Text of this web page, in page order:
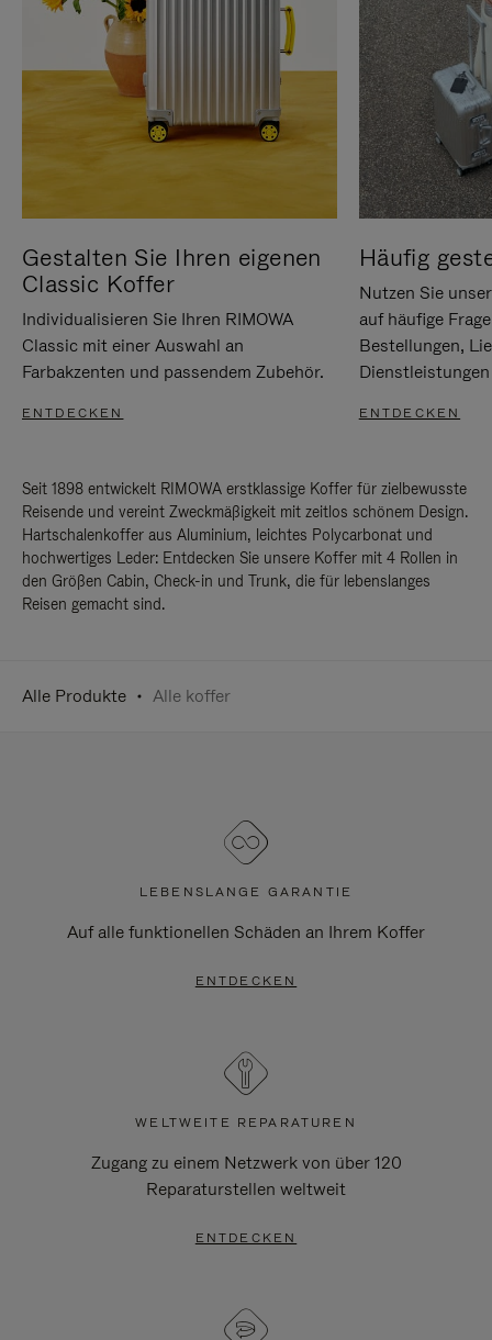
Gestalten Sie Ihren eigenen
Classic Koffer
Individualisieren Sie Ihren RIMOWA
Classic mit einer Auswahl an
Farbakzenten und passendem Zubehör.
ENTDECKEN
Häufig
Nutzen Sie
auf häufige
Bestellungen,
ENTDECKEN
Seit 1898 entwickelt RIMOWA erstklassige Koffer für zielbewusste
Reisende und vereint Zweckmäßigkeit mit zeitlos schönem Design.
Hartschalenkoffer aus Aluminium, leichtes Polycarbonat und
hochwertiges Leder: Entdecken Sie unsere Koffer mit 4 Rollen in
den Größen Cabin, Check-in und Trunk, die für lebenslanges
Reisen gemacht sind.
Alle Produkte Alle koffer
LEBENSLANGE GARANTIE
Auf alle funktionellen Schäden an Ihrem Koffer
ENTDECKEN
WELTWEITE REPARATUREN
Zugang zu einem Netzwerk von über 120
Reparaturstellen weltweit
ENTDECKEN